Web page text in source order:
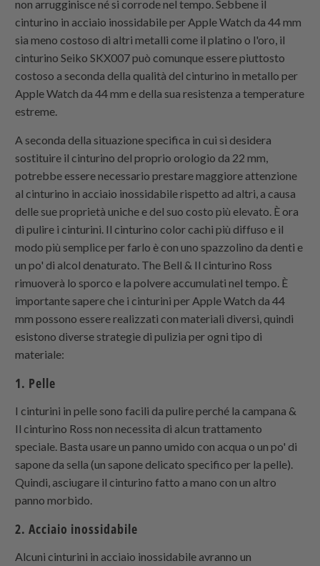
non arrugginisce né si corrode nel tempo. Sebbene il
cinturino in acciaio inossidabile per Apple Watch da 44 mm
sia meno costoso di altri metalli come il platino o l'oro, il
cinturino Seiko SKX007 può comunque essere piuttosto
costoso a seconda della qualità del cinturino in metallo per
Apple Watch da 44 mm e della sua resistenza a temperature
estreme.
A seconda della situazione specifica in cui si desidera
sostituire il cinturino del proprio orologio da 22 mm,
potrebbe essere necessario prestare maggiore attenzione
al cinturino in acciaio inossidabile rispetto ad altri, a causa
delle sue proprietà uniche e del suo costo più elevato. È ora
di pulire i cinturini. Il cinturino color cachi più diffuso e il
modo più semplice per farlo è con uno spazzolino da denti e
un po' di alcol denaturato. The Bell & Il cinturino Ross
rimuoverà lo sporco e la polvere accumulati nel tempo. È
importante sapere che i cinturini per Apple Watch da 44
mm possono essere realizzati con materiali diversi, quindi
esistono diverse strategie di pulizia per ogni tipo di
materiale:
1. Pelle
I cinturini in pelle sono facili da pulire perché la campana &
Il cinturino Ross non necessita di alcun trattamento
speciale. Basta usare un panno umido con acqua o un po' di
sapone da sella (un sapone delicato specifico per la pelle).
Quindi, asciugare il cinturino fatto a mano con un altro
panno morbido.
2. Acciaio inossidabile
Alcuni cinturini in acciaio inossidabile avranno un